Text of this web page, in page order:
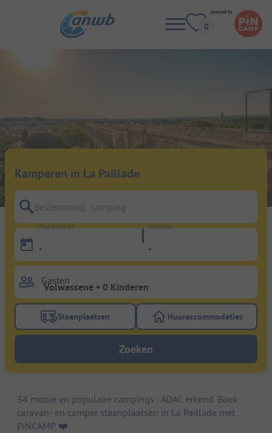
Kamperen in La Paillade
Bestemming, camping
Aankomst
-
Vertrek
-
Gasten
Gebruik de filterknop staanplaatsen om te zoeken
Staanplaatsen Gebruik de
Huuraccommodaties
Zoeken
34 mooie en populaire campings - ADAC erkend. Boek
caravan- en camper staanplaatsen in La Paillade met
PiNCAMP. ❤️️